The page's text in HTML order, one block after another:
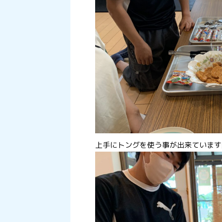
上手にトングを使う事が出来ていま